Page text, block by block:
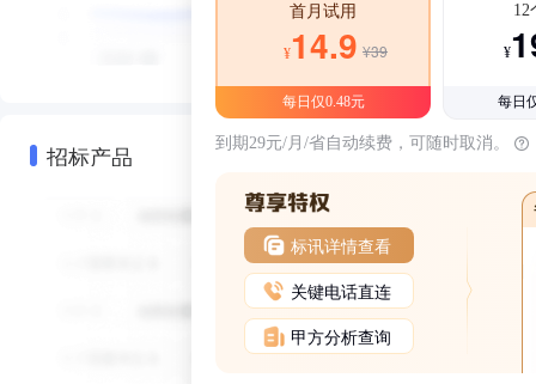
招标产品
首月试用
¥14.9 ¥39
每日仅0.48元
12
¥
每日
到期29元/月/省自动续费，可随时取消。
标讯详情查看
关键电话直连
甲方分析查询